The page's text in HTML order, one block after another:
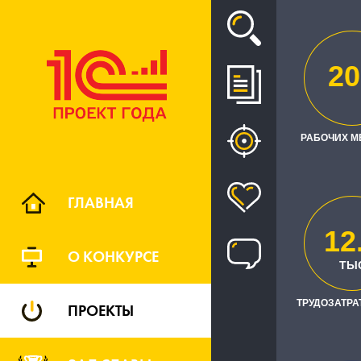
ГЛАВНАЯ
О КОНКУРСЕ
ПРОЕКТЫ
Проект
РИТЕЙЛА
РАБОЧИХ